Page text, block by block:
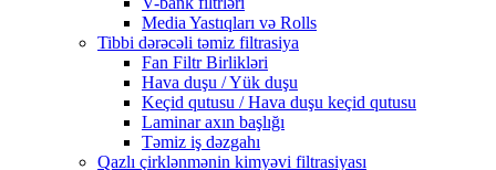
Media Yastıqları və Rolls
Tibbi dərəcəli təmiz filtrasiya
Fan Filtr Birlikləri
Hava duşu / Yük duşu
Keçid qutusu / Hava duşu keçid qutusu
Laminar axın başlığı
Təmiz iş dəzgahı
Qazlı çirklənmənin kimyəvi filtrasiyası